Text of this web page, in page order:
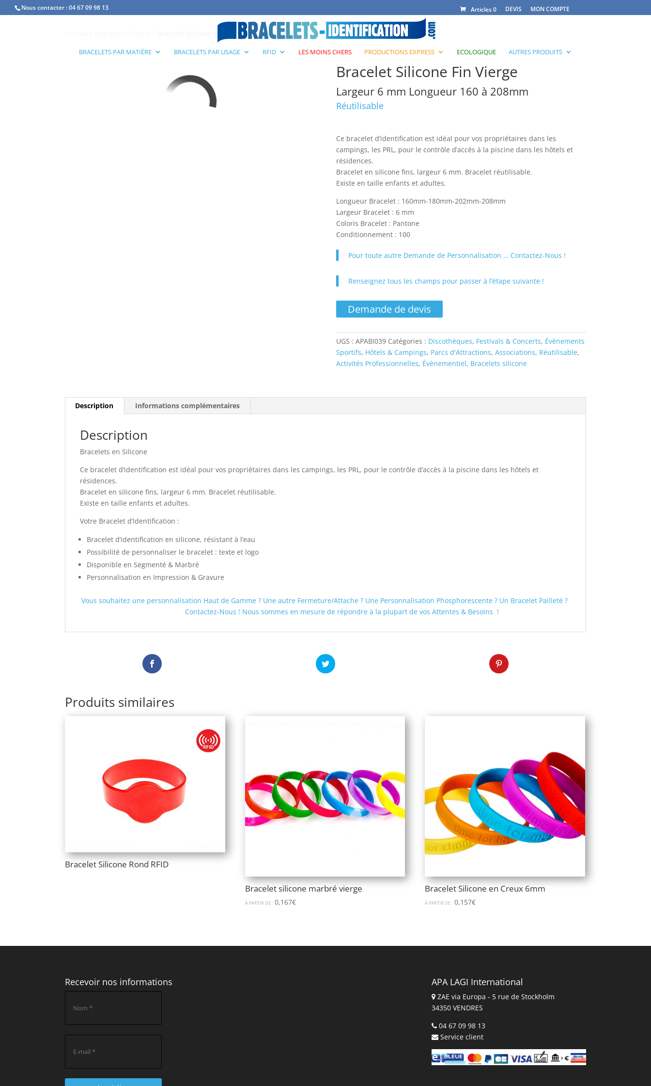
Nous contacter :04 67 09 98 13 Articles 0 DEVIS MON COMPTE
BRACELETS PAR MATIÈRE BRACELETS PAR USAGE RFID LES MOINS CHERS PRODUCTIONS EXPRESS ECOLOGIQUE AUTRES PRODUITS
/ Bracelet Silicone Fin Vierge
Bracelet Silicone Fin Vierge
Largeur 6 mm Longueur 160 à 208mm
Réutilisable
Ce bracelet d’identification est idéal pour vos propriétaires dans les
campings, les PRL, pour le contrôle d’accès à la piscine dans les hôtels et
résidences.
Bracelet en silicone fins, largeur 6 mm. Bracelet réutilisable.
Existe en taille enfants et adultes.
Longueur Bracelet : 160mm-180mm-202mm-208mm
Largeur Bracelet : 6 mm
Coloris Bracelet : Pantone
Conditionnement : 100
Pour toute autre Demande de Personnalisation … Contactez-Nous !
Renseignez tous les champs pour passer à l’étape suivante !
Demande de devis
UGS : APABI039 Catégories : Discothèques, Festivals & Concerts, Évènements
Sportifs, Hôtels & Campings, Parcs d'Attractions, Associations, Réutilisable,
Activités Professionnelles, Évènementiel, Bracelets silicone
Description Informations complémentaires
Description
Bracelets en Silicone
Ce bracelet d’identification est idéal pour vos propriétaires dans les campings, les PRL, pour le contrôle d’accès à la piscine dans les hôtels et
résidences.
Bracelet en silicone fins, largeur 6 mm. Bracelet réutilisable.
Existe en taille enfants et adultes.
Votre Bracelet d’Identification :
Bracelet d’identification en silicone, résistant à l’eau
Possibilité de personnaliser le bracelet : texte et logo
Disponible en Segmenté & Marbré
Personnalisation en Impression & Gravure
Vous souhaitez une personnalisation Haut de Gamme ? Une autre Fermeture/Attache ? Une Personnalisation Phosphorescente ? Un Bracelet Pailleté ?
Contactez-Nous ! Nous sommes en mesure de répondre à la plupart de vos Attentes & Besoins !
Produits similaires
Bracelet Silicone Rond RFID
Bracelet silicone marbré vierge
À PARTIR DE : 0,167€
Bracelet Silicone en Creux 6mm
À PARTIR DE : 0,157€
Recevoir nos informations APA LAGI International
ZAE via Europa - 5 rue de Stockholm
34350 VENDRES
04 67 09 98 13
Service client